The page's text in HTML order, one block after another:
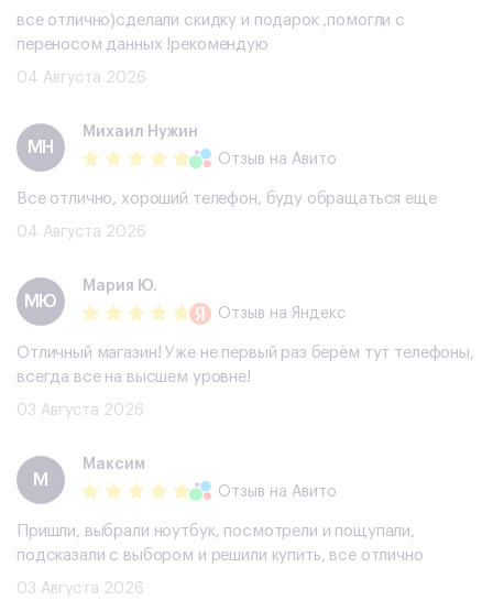
все отлично)сделали скидку и подарок ,помогли с
переносом данных !рекомендую
04 Августа 2026
МН
Михаил Нужин
Отзыв на Авито
Все отлично, хороший телефон, буду обращаться еще
04 Августа 2026
МЮ
Мария Ю.
Отзыв на Яндекс
Отличный магазин! Уже не первый раз берём тут телефоны,
всегда все на высшем уровне!
03 Августа 2026
М
Максим
Отзыв на Авито
Пришли, выбрали ноутбук, посмотрели и пощупали,
подсказали с выбором и решили купить, все отлично
03 Августа 2026